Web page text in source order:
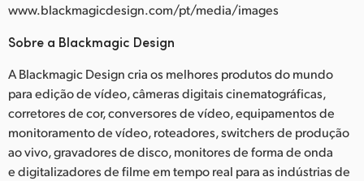
www.blackmagicdesign.com/pt/media/images
Sobre a Blackmagic Design
A Blackmagic Design cria os melhores produtos do mundo
para edição de vídeo, câmeras digitais cinematográficas,
corretores de cor, conversores de vídeo, equipamentos de
monitoramento de vídeo, roteadores, switchers de produção
ao vivo, gravadores de disco, monitores de forma de onda
e digitalizadores de filme em tempo real para as indústrias de